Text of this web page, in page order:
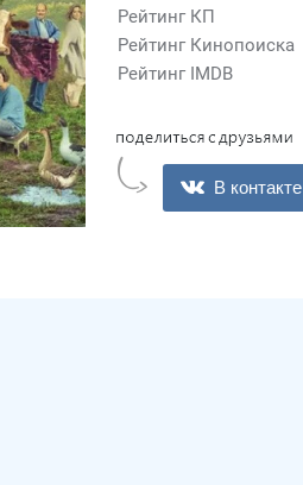
Рейтинг КП
Рейтинг Кинопоиска
Рейтинг IMDB
В контакте